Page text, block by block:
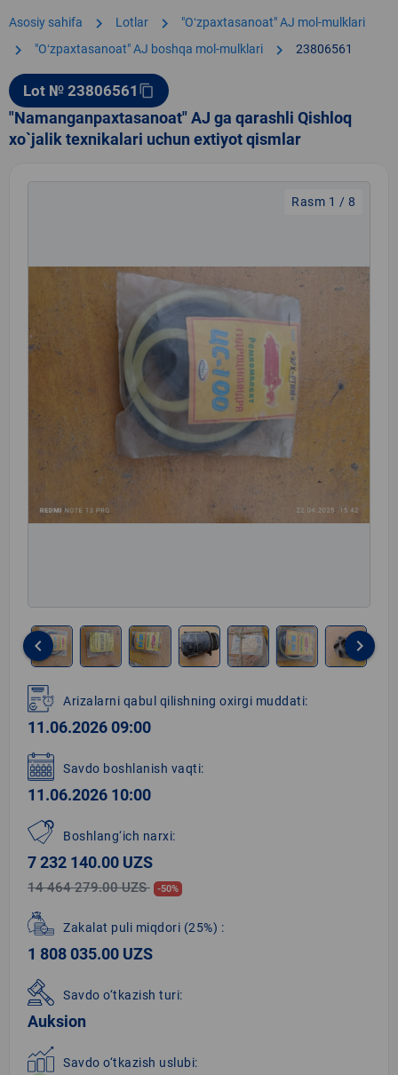
Asosiy sahifa chevron_right Lotlar chevron_right "Oʻzpaxtasanoat" AJ mol-mulklari
chevron_right "Oʻzpaxtasanoat" АJ boshqa mol-mulklari chevron_right 23806561
Lot № 23806561 content_copy
"Namanganpaxtasanoat" AJ ga qarashli Qishloq
xo`jalik texnikalari uchun extiyot qismlar
Rasm 1 / 8
1
of
8
keyboard_arrow_left keyboard_arrow_right
Arizalarni qabul qilishning oxirgi muddati:
11.06.2026 09:00
Savdo boshlanish vaqti:
11.06.2026 10:00
Boshlang‘ich narxi:
7 232 140.00 UZS
14 464 279.00 UZS -50%
Zakalat puli miqdori (25%) :
1 808 035.00 UZS
Savdo o‘tkazish turi:
Auksion
Savdo o‘tkazish uslubi: